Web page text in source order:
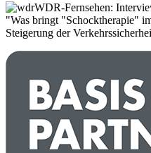
WDR-Fernsehen:
"Was bringt "Schocktherapie"
Steigerung der